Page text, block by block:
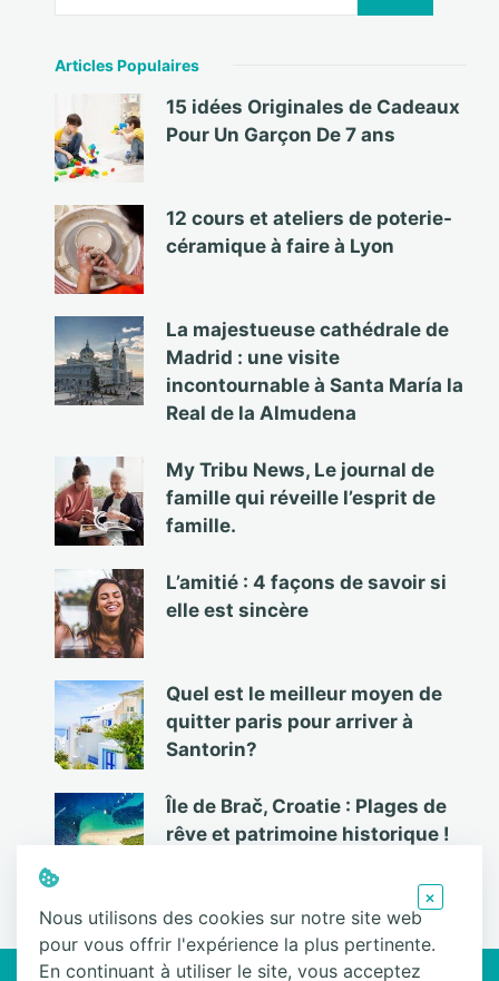
Articles Populaires
15 idées Originales de Cadeaux
Pour Un Garçon De 7 ans
12 cours et ateliers de poterie-
céramique à faire à Lyon
La majestueuse cathédrale de
Madrid : une visite
incontournable à Santa María la
Real de la Almudena
My Tribu News, Le journal de
famille qui réveille l’esprit de
famille.
L’amitié : 4 façons de savoir si
elle est sincère
Quel est le meilleur moyen de
quitter paris pour arriver à
Santorin?
Île de Brač, Croatie : Plages de
rêve et patrimoine historique !
Ce site participe au Programme Partenaires d’Amazon EU, un programme
Nous utilisons des cookies sur notre site web
pour vous offrir l'expérience la plus pertinente.
En continuant à utiliser le site, vous acceptez
×